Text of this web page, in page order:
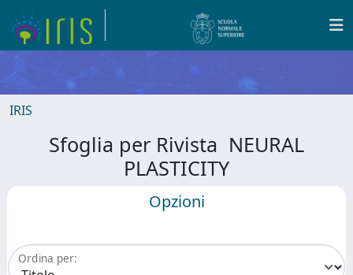
IRIS
Sfoglia per Rivista NEURAL
PLASTICITY
Opzioni
Ordina per: